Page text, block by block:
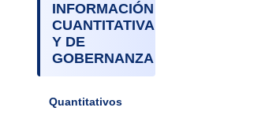
INFORMACIÓN
CUANTITATIVA
Y DE
GOBERNANZA
Quantitativos